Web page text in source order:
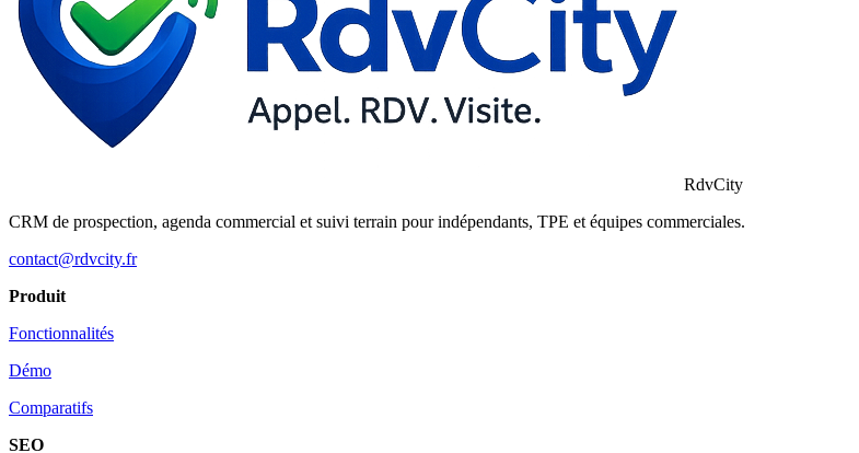
RdvCity
CRM de prospection, agenda commercial et suivi terrain pour indépendants, TPE et équipes commerciales.
contact@rdvcity.fr
Produit
Fonctionnalités
Démo
Comparatifs
SEO